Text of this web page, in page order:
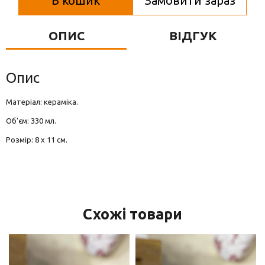
Вази для квітів
Фігурки та статуетки
ОПИС ВІДГУК
Опис
Матеріал: кераміка.
Об'єм: 330 мл.
Розмір: 8 х 11 см.
Схожі товари